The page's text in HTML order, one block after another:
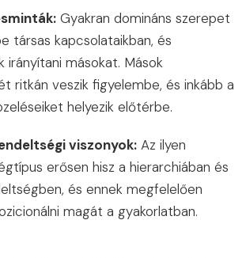
Gyakran domináns szerepet
társas kapcsolataikban, és
irányítani másokat. Mások
ritkán veszik figyelembe, és inkább a
helyezik előtérbe.
viszonyok: Az ilyen
erősen hisz a hierarchiában és
és ennek megfelelően
magát a gyakorlatban.